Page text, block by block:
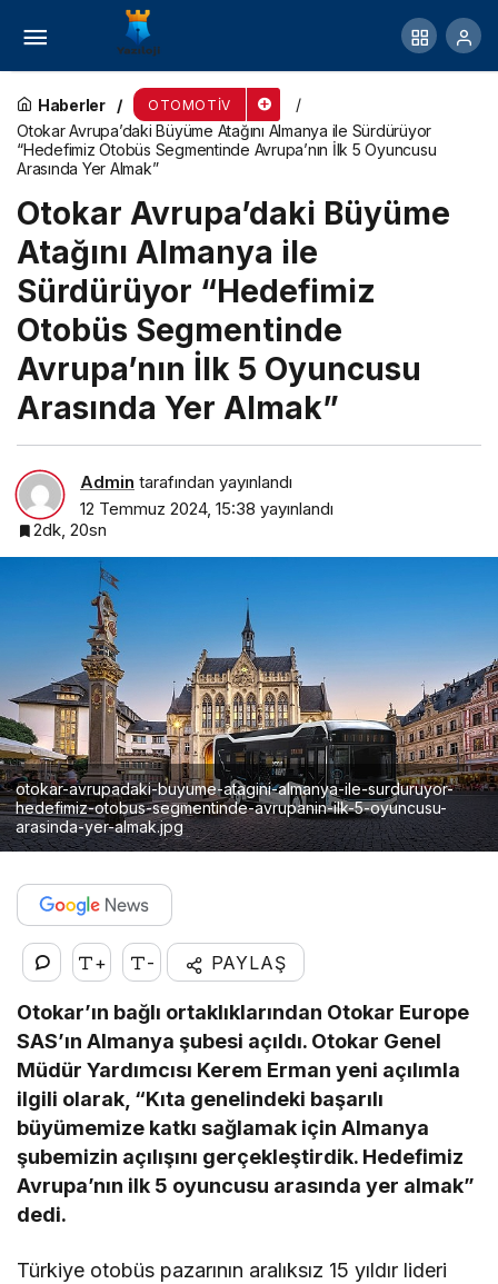
Haberler OTOMOTIV
Otokar Avrupa’daki Büyüme Atağını Almanya ile Sürdürüyor
“Hedefimiz Otobüs Segmentinde Avrupa’nın İlk 5 Oyuncusu
Arasında Yer Almak”
Otokar Avrupa’daki Büyüme
Atağını Almanya ile
Sürdürüyor “Hedefimiz
Otobüs Segmentinde
Avrupa’nın İlk 5 Oyuncusu
Arasında Yer Almak”
Admin tarafından yayınlandı
12 Temmuz 2024, 15:38 yayınlandı
2dk, 20sn
otokar-avrupadaki-buyume-atagini-almanya-ile-surduruyor-
hedefimiz-otobus-segmentinde-avrupanin-ilk-5-oyuncusu-
arasinda-yer-almak.jpg
+ - PAYLAŞ
Otokar’ın bağlı ortaklıklarından Otokar Europe
SAS’ın Almanya şubesi açıldı. Otokar Genel
Müdür Yardımcısı Kerem Erman yeni açılımla
ilgili olarak, “Kıta genelindeki başarılı
büyümemize katkı sağlamak için Almanya
şubemizin açılışını gerçekleştirdik. Hedefimiz
Avrupa’nın ilk 5 oyuncusu arasında yer almak”
dedi.
Türkiye otobüs pazarının aralıksız 15 yıldır lideri
Otokar Avrupa’daki Büyüme Atağını Almanya ile
Sürdürüyor “Hedefimiz Otobüs Segmentinde
Avrupa’nın İlk 5 Oyuncusu Arasında Yer Almak”